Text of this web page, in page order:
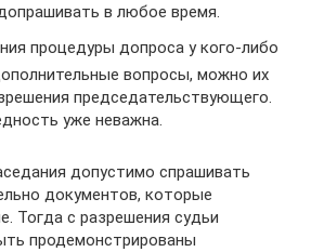
в любое время.
процедуры допроса у кого-либо
вопросы, можно их
председательствующего.
уже неважна.
допустимо спрашивать
документов, которые
Тогда с разрешения судьи
продемонстрированы